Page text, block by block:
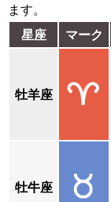
ます。
星座
マーク
牡羊座
牡牛座